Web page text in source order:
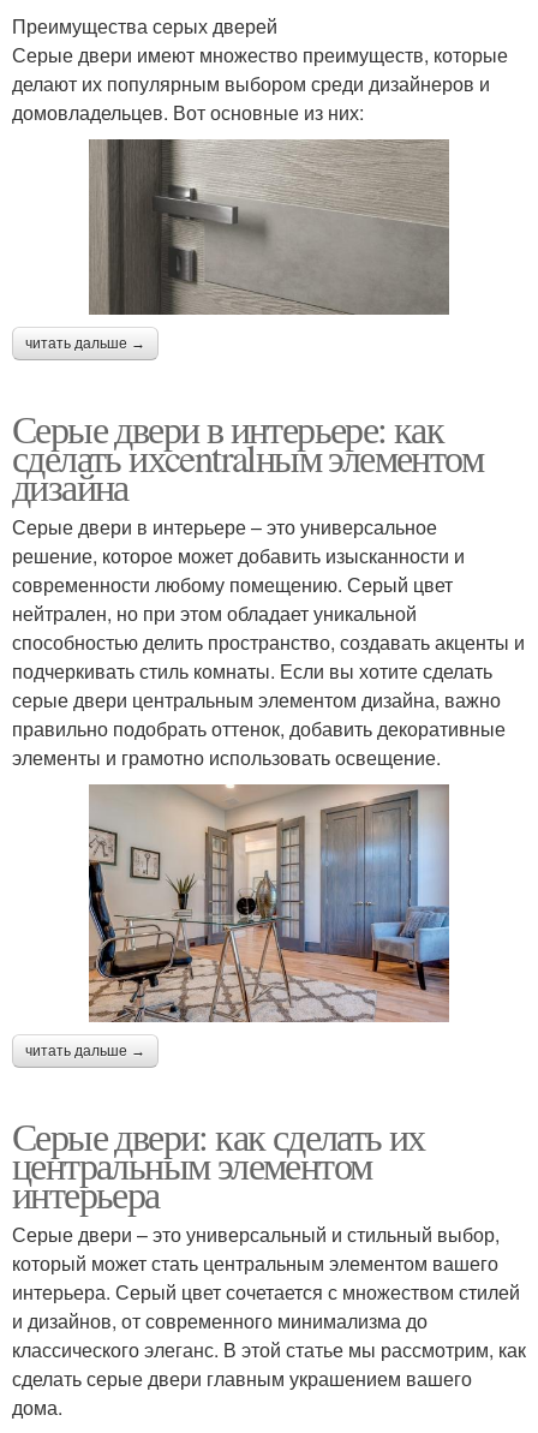
Преимущества серых дверей
Серые двери имеют множество преимуществ, которые
делают их популярным выбором среди дизайнеров и
домовладельцев. Вот основные из них:
читать дальше →
Серые двери в интерьере: как
сделать ихcentralным элементом
дизайна
Серые двери в интерьере – это универсальное
решение, которое может добавить изысканности и
современности любому помещению. Серый цвет
нейтрален, но при этом обладает уникальной
способностью делить пространство, создавать акценты и
подчеркивать стиль комнаты. Если вы хотите сделать
серые двери центральным элементом дизайна, важно
правильно подобрать оттенок, добавить декоративные
элементы и грамотно использовать освещение.
читать дальше →
Серые двери: как сделать их
центральным элементом
интерьера
Серые двери – это универсальный и стильный выбор,
который может стать центральным элементом вашего
интерьера. Серый цвет сочетается с множеством стилей
и дизайнов, от современного минимализма до
классического элеганс. В этой статье мы рассмотрим, как
сделать серые двери главным украшением вашего
дома.